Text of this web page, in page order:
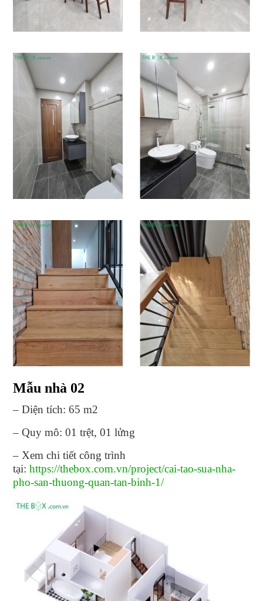
Mẫu nhà 02
– Diện tích: 65 m2
– Quy mô: 01 trệt, 01 lửng
– Xem chi tiết công trình
tại: https://thebox.com.vn/project/cai-tao-sua-nha-
pho-san-thuong-quan-tan-binh-1/